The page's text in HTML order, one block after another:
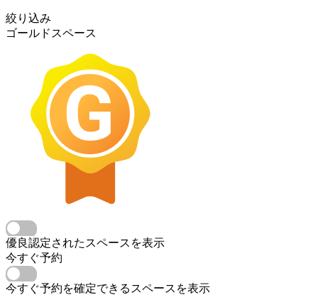
絞り込み
ゴールドスペース
優良認定されたスペースを表示
今すぐ予約
今すぐ予約を確定できるスペースを表示